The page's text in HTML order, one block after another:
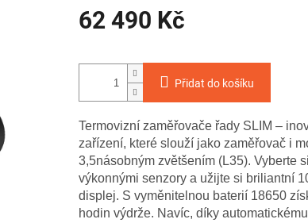
62 490 Kč
cena:
Přidat do košíku
Termovizní zaměřovače řady SLIM –
zařízení, které slouží jako zaměřovač i
3,5násobným zvětšením (L35). Vyberte
výkonnými senzory a užijte si briliantní
displej. S vyměnitelnou baterií 18650
hodin výdrže. Navíc, díky